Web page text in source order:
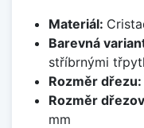
Materiál:
Barevná
stříbrnými
Rozměr dřezu:
Rozměr
mm